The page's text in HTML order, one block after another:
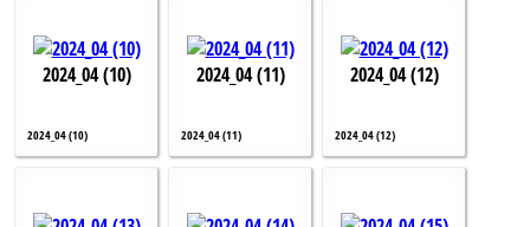
2024_04 (10)
2024_04 (10)
2024_04 (11)
2024_04 (11)
2024_04 (12)
2024_04 (12)